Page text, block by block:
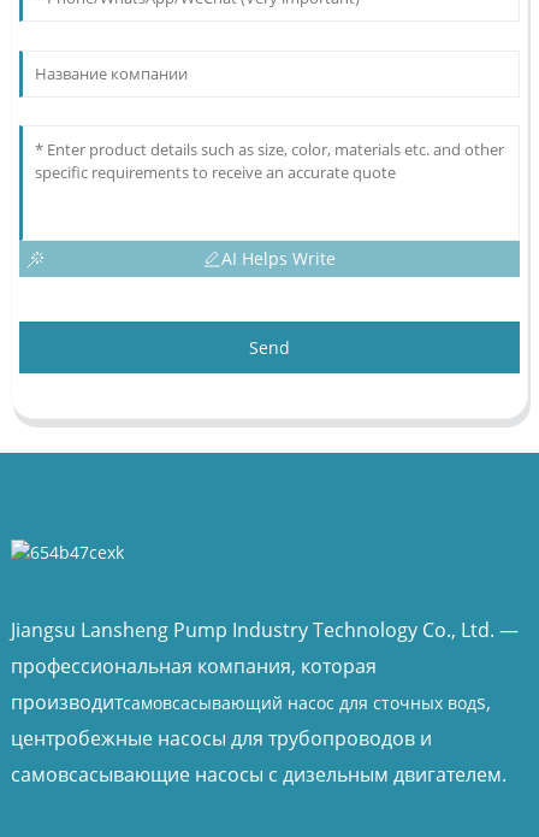
AI Helps Write
Send
Jiangsu Lansheng Pump Industry Technology Co., Ltd. —
профессиональная компания, которая
производитсамовсасывающий насос для сточных водs,
центробежные насосы для трубопроводов и
самовсасывающие насосы с дизельным двигателем.